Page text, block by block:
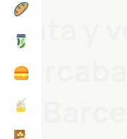
Fruta y
en